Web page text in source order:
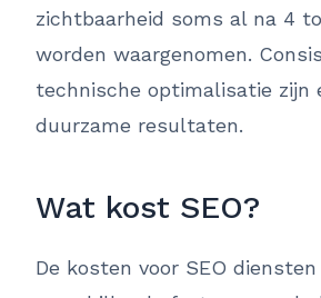
zichtbaarheid soms al na 4
worden waargenomen.
technische optimalisatie zijn
duurzame resultaten.
Wat kost SEO?
De kosten voor SEO